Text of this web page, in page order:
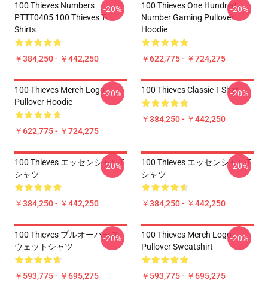
100 Thieves Numbers
PTTT0405 100 Thieves T-
Shirts
￥384,250 - ￥442,250
-20%
100 Thieves One Hundred
Number Gaming Pullover
Hoodie
￥622,775 - ￥724,275
-20%
100 Thieves Merch Logo
Pullover Hoodie
￥622,775 - ￥724,275
-20% 100 Thieves Classic T-Shirt
￥384,250 - ￥442,250
-20%
100 Thieves エッセンシャルT
シャツ
￥384,250 - ￥442,250
-20%
100 Thieves エッセンシャルT
シャツ
￥384,250 - ￥442,250
-20%
100 Thieves プルオーバース
ウェットシャツ
￥593,775 - ￥695,275
-20%
100 Thieves Merch Logo
Pullover Sweatshirt
￥593,775 - ￥695,275
-20%